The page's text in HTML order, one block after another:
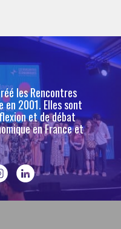
les Rencontres
en 2001. Elles sont
et de débat
en France et